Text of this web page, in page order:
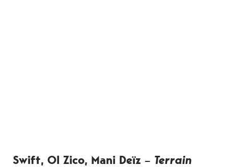
Swift, Ol Zico, Mani Deïz – Terrain